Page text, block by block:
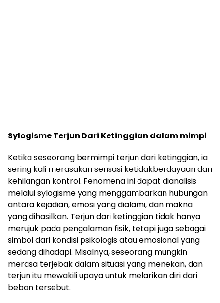
Sylogisme Terjun Dari Ketinggian dalam mimpi
Ketika seseorang bermimpi terjun dari ketinggian, ia
sering kali merasakan sensasi ketidakberdayaan dan
kehilangan kontrol. Fenomena ini dapat dianalisis
melalui sylogisme yang menggambarkan hubungan
antara kejadian, emosi yang dialami, dan makna
yang dihasilkan. Terjun dari ketinggian tidak hanya
merujuk pada pengalaman fisik, tetapi juga sebagai
simbol dari kondisi psikologis atau emosional yang
sedang dihadapi. Misalnya, seseorang mungkin
merasa terjebak dalam situasi yang menekan, dan
terjun itu mewakili upaya untuk melarikan diri dari
beban tersebut.